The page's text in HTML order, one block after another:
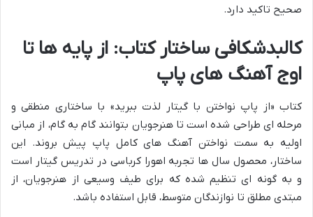
صحیح تاکید دارد.
کالبدشکافی ساختار کتاب: از پایه ها تا
اوج آهنگ های پاپ
کتاب «از پاپ نواختن با گیتار لذت ببرید» با ساختاری منطقی و
مرحله ای طراحی شده است تا هنرجویان بتوانند گام به گام، از مبانی
اولیه به سمت نواختن آهنگ های کامل پاپ پیش بروند. این
ساختار، محصول سال ها تجربه اهورا کرباسی در تدریس گیتار است
و به گونه ای تنظیم شده که برای طیف وسیعی از هنرجویان، از
مبتدی مطلق تا نوازندگان متوسط، قابل استفاده باشد.